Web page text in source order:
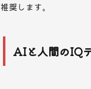
推奨します。
AIと人間のIQ